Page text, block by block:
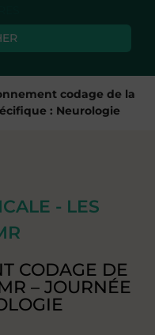
codage de la
: Neurologie
- LES
CODAGE DE
– JOURNÉE